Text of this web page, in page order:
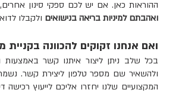
ההוראות כאן. אם יש לכם ספקי סינון אחרים,
ואהבתם למיניות בריאה בנישואים ולקבלו
ואם אנחנו זקוקים להכוונה בקניית
בכל שלב ניתן ליצור איתנו קשר באמצעות
המקצועיים שלנו יחזרו אליכם לייעוץ רכישה